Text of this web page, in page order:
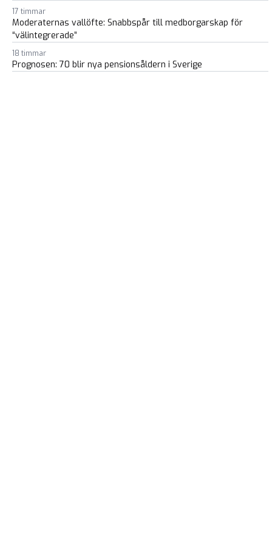
17 timmar
Moderaternas vallöfte: Snabbspår till medborgarskap för
“välintegrerade”
18 timmar
Prognosen: 70 blir nya pensionsåldern i Sverige